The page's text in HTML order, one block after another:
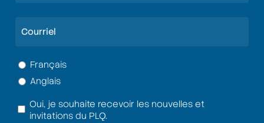
Langue
(Nécessaire)
Français
Anglais
Termes
Oui, je souhaite recevoir les nouvelles et
invitations du PLQ.